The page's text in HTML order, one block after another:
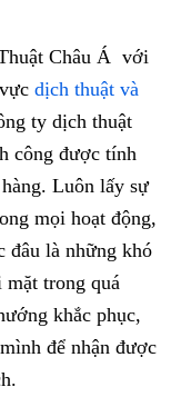
Châu Á với
dịch thuật và
ty dịch thuật
công được tính
Luôn lấy sự
mọi hoạt động,
đâu là những khó
trong quá
khắc phục,
để nhận được